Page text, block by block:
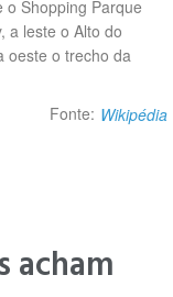
Shopping Parque
a leste o Alto do
oeste o trecho da
Fonte: Wikipédia
acham